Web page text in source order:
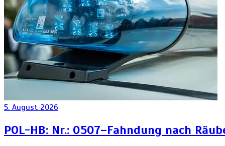
5. August 2026
POL-HB: Nr.: 0507–Fahndung nach